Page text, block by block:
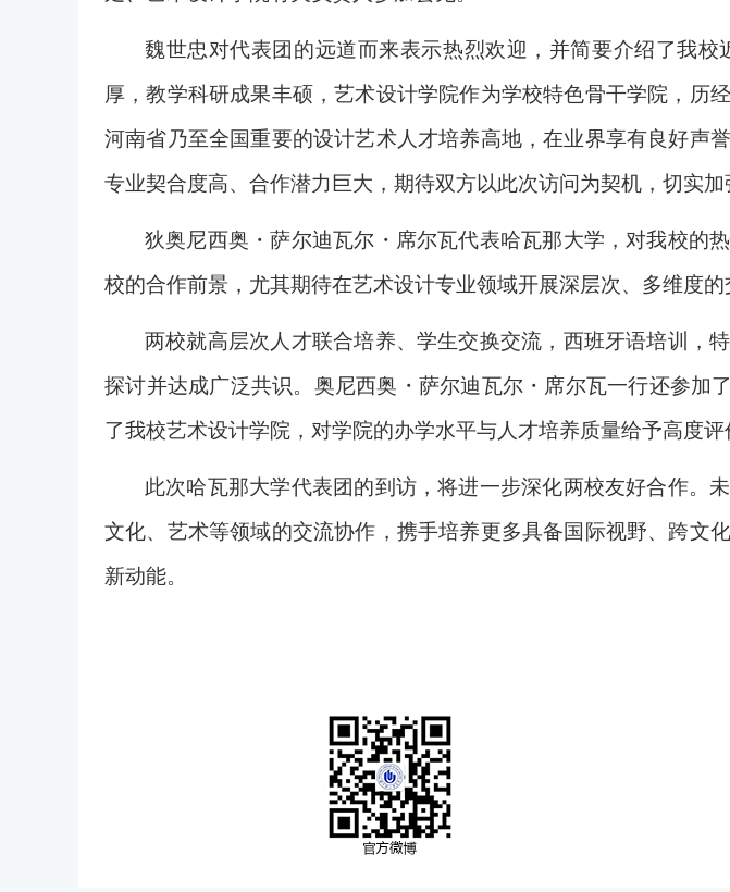
魏世忠对代表团的远道而来表示热烈欢迎，并简要介绍了我
厚，教学科研成果丰硕，艺术设计学院作为学校特色骨干学院，历
河南省乃至全国重要的设计艺术人才培养高地，在业界享有良好声
专业契合度高、合作潜力巨大，期待双方以此次访问为契机，切实
狄奥尼西奥 ・萨尔迪瓦尔 ・ 席尔瓦代表哈瓦那大学，对我校的
校的合作前景，尤其期待在艺术设计专业领域开展深层次、多维度
两校就高层次人才联合培养、学生交换交流，西班牙语培训，
探讨并达成广泛共识。奥尼西奥 ・ 萨尔迪瓦尔 ・ 席尔瓦一行还参加
了我校艺术设计学院，对学院的办学水平与人才培养质量给予高度评
此次哈瓦那大学代表团的到访，将进一步深化两校友好合作。
文化、艺术等领域的交流协作，携手培养更多具备国际视野、跨文
新动能。